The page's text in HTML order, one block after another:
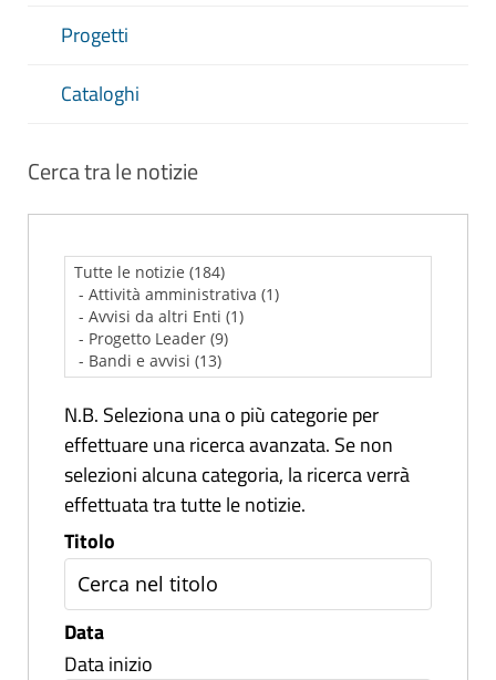
Progetti
Cataloghi
Cerca tra le notizie
N.B. Seleziona una o più categorie per
effettuare una ricerca avanzata. Se non
selezioni alcuna categoria, la ricerca verrà
effettuata tra tutte le notizie.
Titolo
Data
Data inizio